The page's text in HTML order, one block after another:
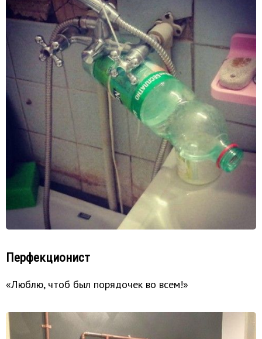
Перфекционист
«Люблю, чтоб был порядочек во всем!»